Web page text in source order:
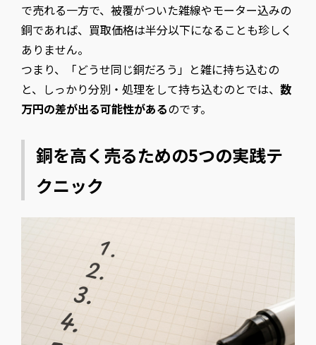
で売れる一方で、被覆がついた雑線やモーター込みの
銅であれば、買取価格は半分以下になることも珍しく
ありません。
つまり、「どうせ同じ銅だろう」と雑に持ち込むの
と、しっかり分別・処理をして持ち込むのとでは、 数
万円の差が出る可能性があるのです。
銅を高く売るための5つの実践テ
クニック